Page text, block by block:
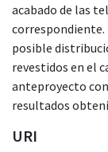
acabado de las
correspondiente.
posible
revestidos en el
anteproyecto
resultados
URI